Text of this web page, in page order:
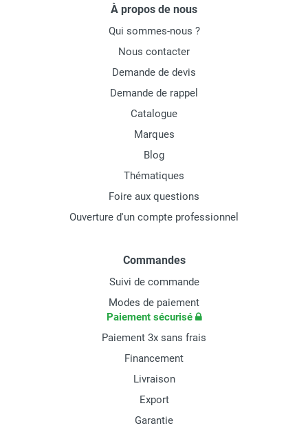
À propos de nous
Qui sommes-nous ?
Nous contacter
Demande de devis
Demande de rappel
Catalogue
Marques
Blog
Thématiques
Foire aux questions
Ouverture d'un compte professionnel
Commandes
Suivi de commande
Modes de paiement
Paiement sécurisé
Paiement 3x sans frais
Financement
Livraison
Export
Garantie